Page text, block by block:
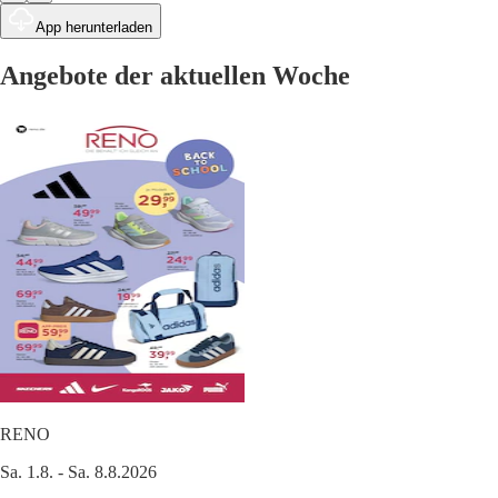
App herunterladen
Angebote der aktuellen Woche
RENO
Sa. 1.8. - Sa. 8.8.2026